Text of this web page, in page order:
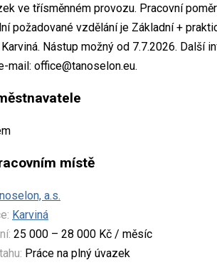
ve třísměnném provozu. Pracovní
požadované vzdělání je Základní +
Nástup možný od 7.7.2026. Další
mail: office@tanoselon.eu.
místě
a.s.
Karviná
25 000 – 28 000 Kč / měsíc
Práce na plný úvazek